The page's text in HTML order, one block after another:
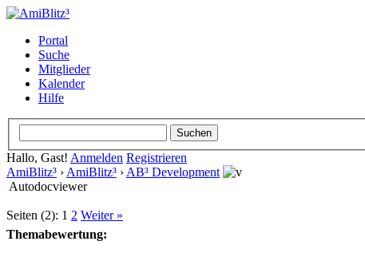
Portal
Suche
Mitglieder
Kalender
Hilfe
Hallo, Gast! Anmelden Registrieren
AmiBlitz³ › AmiBlitz³ › AB³ Development
Autodocviewer
Seiten (2): 1 2 Weiter »
Themabewertung: